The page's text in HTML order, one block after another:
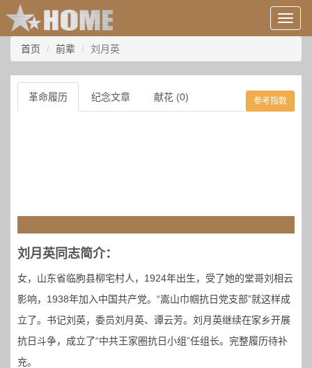
用
户
息/
登
录
等
首页 前辈 刘月英
革命履历 纪念文章 献花 (0) 参考指数
刘月英同志简介：
女，山东省临朐县柳宅村人，1924年出生，受了她的堂哥刘相云
影响，1938年加入中国共产党。“嵩山巾帼抗日党支部”就这样成
立了。书记刘英，委员刘月英、谭云芳。刘月英继续在家乡开展
抗日斗争，成立了“中共王家圈抗日小组”任组长。完整履历待补
充。